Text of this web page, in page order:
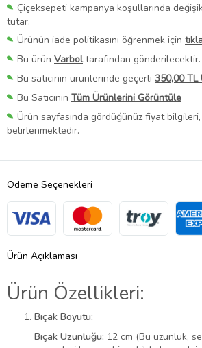
Çiçeksepeti kampanya koşullarında
tutar.
Ürünün iade politikasını öğrenmek için
Bu ürün Varboltarafından gönderilecektir.
Bu satıcının ürünlerinde geçerli 350,00 TL
Bu Satıcının Tüm Ürünlerini Görüntüle
Ürün sayfasında gördüğünüz fiyat bilgileri,
belirlenmektedir.
Ödeme Seçenekleri
Ürün Açıklaması
Ürün Özellikleri:
Bıçak Boyutu:
Bıçak Uzunluğu: 12 cm (Bu uzunluk,